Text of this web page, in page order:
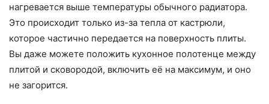
нагревается выше температуры обычного радиатора.
Это происходит только из-за тепла от кастрюли,
которое частично передается на поверхность плиты.
Вы даже можете положить кухонное полотенце между
плитой и сковородой, включить её на максимум, и оно
не загорится.